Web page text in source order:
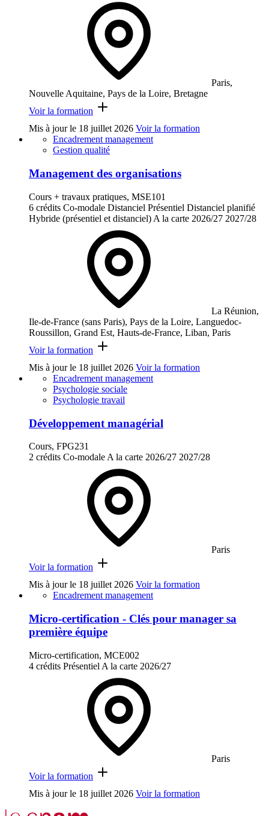
Paris,
Nouvelle Aquitaine, Pays de la Loire, Bretagne
Voir la formation
Mis à jour le 18 juillet 2026 Voir la formation
Encadrement management
Gestion qualité
Management des organisations
Cours + travaux pratiques, MSE101
6 crédits Co-modale Distanciel Présentiel Distanciel planifié
Hybride (présentiel et distanciel) A la carte 2026/27 2027/28
La Réunion,
Ile-de-France (sans Paris), Pays de la Loire, Languedoc-
Roussillon, Grand Est, Hauts-de-France, Liban, Paris
Voir la formation
Mis à jour le 18 juillet 2026 Voir la formation
Encadrement management
Psychologie sociale
Psychologie travail
Développement managérial
Cours, FPG231
2 crédits Co-modale A la carte 2026/27 2027/28
Paris
Voir la formation
Mis à jour le 18 juillet 2026 Voir la formation
Encadrement management
Micro-certification - Clés pour manager sa
première équipe
Micro-certification, MCE002
4 crédits Présentiel A la carte 2026/27
Paris
Voir la formation
Mis à jour le 18 juillet 2026 Voir la formation